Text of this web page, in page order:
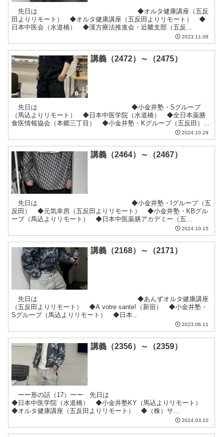
先日は ◆オルタ健康講座（五反
田よりリモート） ◆オルタ健康講座（五反田よりリモート） ◆
日本中医会（水道橋） ◆漢方療法推進会・近畿支部（五反...
2023.11.08
講義（2472）～（2475）
先日は ◆小金井塾・Sグループ
（馬込よりリモート） ◆日本中医学院（水道橋） ◆全日本薬膳
食医情報協会（本郷三丁目） ◆小金井塾・Kグループ（五反田）...
2024.10.29
講義（2464）～（2467）
先日は ◆小金井塾・Iグループ（五
反田） ◆元気幸房（五反田よりリモート） ◆小金井塾・KBグル
ープ（馬込よりリモート） ◆日本中医薬膳アカデミー（五...
2024.10.15
講義（2168）～（2171）
先日は ◆あんずオルタ健康講座
（五反田よりリモート） ◆A votre sante!（新宿） ◆小金井塾・
Sグループ（馬込よりリモート） ◆日本...
2023.06.11
講義（2356）～（2359）
ーー形の話（17）ーー 先日は
◆日本中医学院（水道橋） ◆小金井塾KY（馬込よりリモート）
◆オルタ健康講座（五反田よりリモート） ◆（株）サ...
2024.03.10